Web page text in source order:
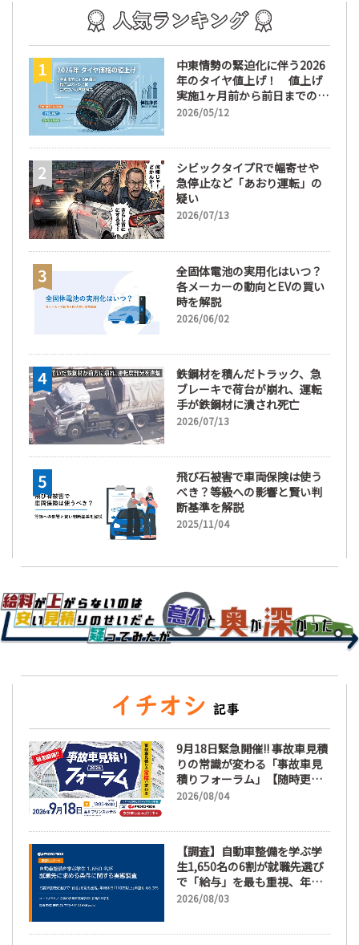
中東情勢の緊迫化に伴う2026
年のタイヤ値上げ！ 値上げ
実施1ヶ月前から前日までの期
間が販売において極めて重要
2026/05/12
シビックタイプRで幅寄せや
急停止など「あおり運転」の
疑い
2026/07/13
全固体電池の実用化はいつ？
各メーカーの動向とEVの買い
時を解説
2026/06/02
鉄鋼材を積んだトラック、急
ブレーキで荷台が崩れ、運転
手が鉄鋼材に潰され死亡
2026/07/13
飛び石被害で車両保険は使う
べき？等級への影響と賢い判
断基準を解説
2025/11/04
9月18日緊急開催!! 事故車見積
りの常識が変わる「事故車見
積りフォーラム」【随時更
新】
2026/08/04
【調査】自動車整備を学ぶ学
生1,650名の6割が就職先選び
で「給与」を最も重視、年間
休日「110日以上」希望も
2026/08/03